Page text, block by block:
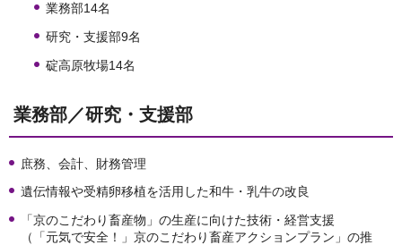
業務部14名
研究・支援部9名
碇高原牧場14名
業務部／研究・支援部
庶務、会計、財務管理
遺伝情報や受精卵移植を活用した和牛・乳牛の改良
「京のこだわり畜産物」の生産に向けた技術・経営支援
（「元気で安全！」京のこだわり畜産アクションプラン」の推